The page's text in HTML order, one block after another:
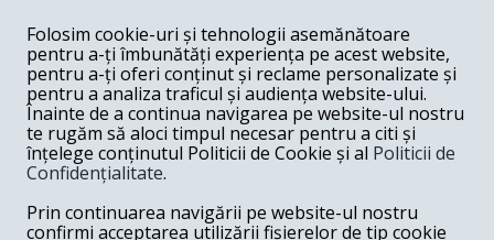
COMENTARII
Nume
Email
Folosim cookie-uri și tehnologii asemănătoare
pentru a-ți îmbunătăți experiența pe acest website,
pentru a-ți oferi conținut și reclame personalizate și
pentru a analiza traficul și audiența website-ului.
Înainte de a continua navigarea pe website-ul nostru
te rugăm să aloci timpul necesar pentru a citi și
înțelege conținutul Politicii de Cookie și al Politicii de
Confidențialitate.
Prin continuarea navigării pe website-ul nostru
confirmi acceptarea utilizării fișierelor de tip cookie